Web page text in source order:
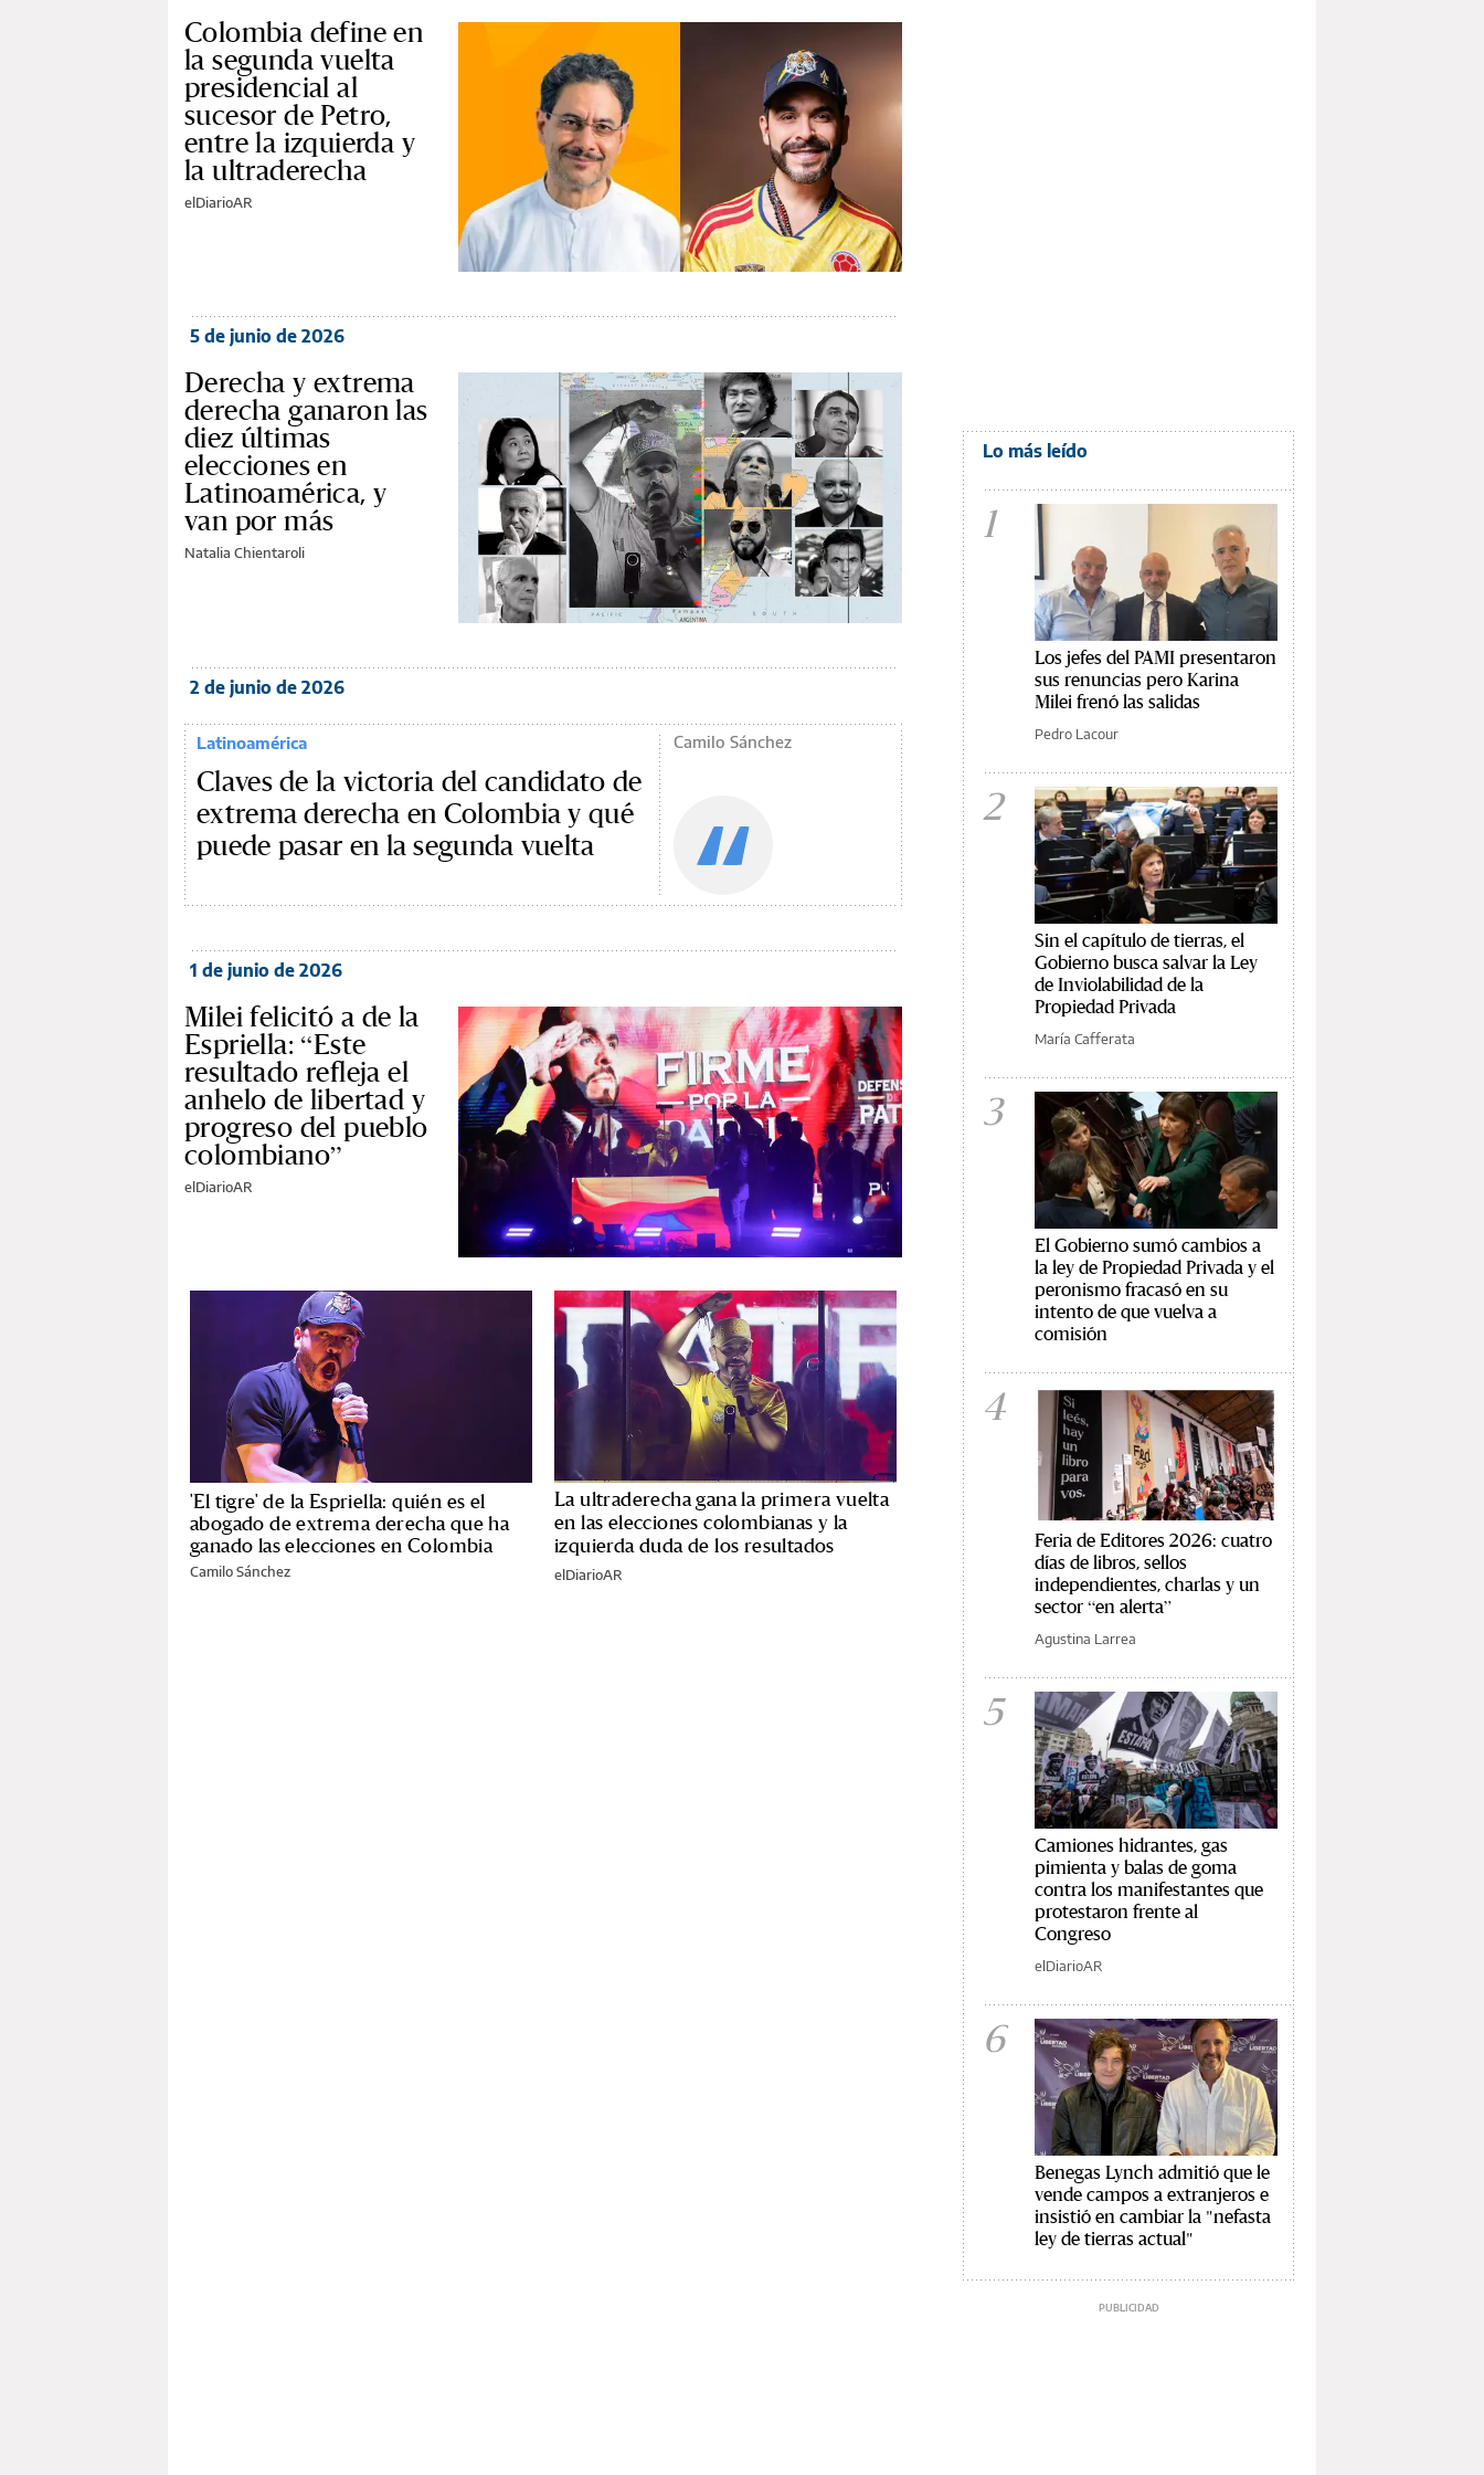
Colombia define en
la segunda vuelta
presidencial al
sucesor de Petro,
entre la izquierda y
la ultraderecha
elDiarioAR
5 de junio de 2026
Derecha y extrema
derecha ganaron las
diez últimas
elecciones en
Latinoamérica, y
van por más
Natalia Chientaroli
2 de junio de 2026
Latinoamérica
Claves de la victoria del candidato de
extrema derecha en Colombia y qué
puede pasar en la segunda vuelta
Camilo Sánchez
1 de junio de 2026
Milei felicitó a de la
Espriella: “Este
resultado refleja el
anhelo de libertad y
progreso del pueblo
colombiano”
elDiarioAR
'El tigre' de la Espriella: quién es el
abogado de extrema derecha que ha
ganado las elecciones en Colombia
Camilo Sánchez
La ultraderecha gana la primera vuelta
en las elecciones colombianas y la
izquierda duda de los resultados
elDiarioAR
Lo más leído
1
Los jefes del PAMI presentaron
sus renuncias pero Karina
Milei frenó las salidas
Pedro Lacour
2
Sin el capítulo de tierras, el
Gobierno busca salvar la Ley
de Inviolabilidad de la
Propiedad Privada
María Cafferata
3
El Gobierno sumó cambios a
la ley de Propiedad Privada y el
peronismo fracasó en su
intento de que vuelva a
comisión
4
Feria de Editores 2026: cuatro
días de libros, sellos
independientes, charlas y un
sector “en alerta”
Agustina Larrea
5
Camiones hidrantes, gas
pimienta y balas de goma
contra los manifestantes que
protestaron frente al
Congreso
elDiarioAR
6
Benegas Lynch admitió que le
vende campos a extranjeros e
insistió en cambiar la "nefasta
ley de tierras actual"